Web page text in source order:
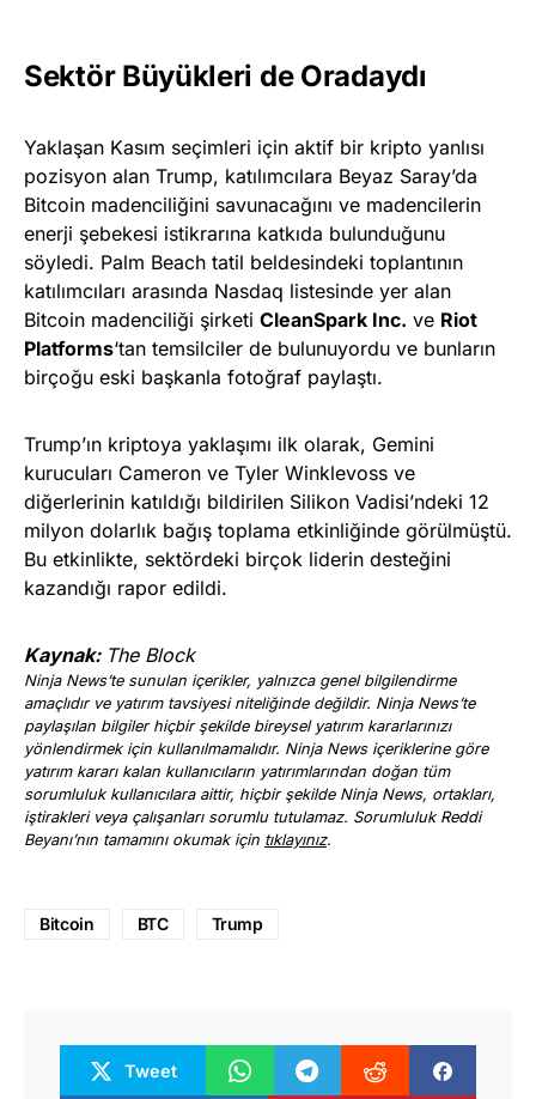
Sektör Büyükleri de Oradaydı
Yaklaşan Kasım seçimleri için aktif bir kripto yanlısı
pozisyon alan Trump, katılımcılara Beyaz Saray’da
Bitcoin madenciliğini savunacağını ve madencilerin
enerji şebekesi istikrarına katkıda bulunduğunu
söyledi. Palm Beach tatil beldesindeki toplantının
katılımcıları arasında Nasdaq listesinde yer alan
Bitcoin madenciliği şirketi CleanSpark Inc. ve Riot
Platforms‘tan temsilciler de bulunuyordu ve bunların
birçoğu eski başkanla fotoğraf paylaştı.
Trump’ın kriptoya yaklaşımı ilk olarak, Gemini
kurucuları Cameron ve Tyler Winklevoss ve
diğerlerinin katıldığı bildirilen Silikon Vadisi’ndeki 12
milyon dolarlık bağış toplama etkinliğinde görülmüştü.
Bu etkinlikte, sektördeki birçok liderin desteğini
kazandığı rapor edildi.
Kaynak: The Block
Ninja News’te sunulan içerikler, yalnızca genel bilgilendirme
amaçlıdır ve yatırım tavsiyesi niteliğinde değildir. Ninja News’te
paylaşılan bilgiler hiçbir şekilde bireysel yatırım kararlarınızı
yönlendirmek için kullanılmamalıdır. Ninja News içeriklerine göre
yatırım kararı kalan kullanıcıların yatırımlarından doğan tüm
sorumluluk kullanıcılara aittir, hiçbir şekilde Ninja News, ortakları,
iştirakleri veya çalışanları sorumlu tutulamaz. Sorumluluk Reddi
Beyanı’nın tamamını okumak için tıklayınız.
Bitcoin BTC Trump
Tweet